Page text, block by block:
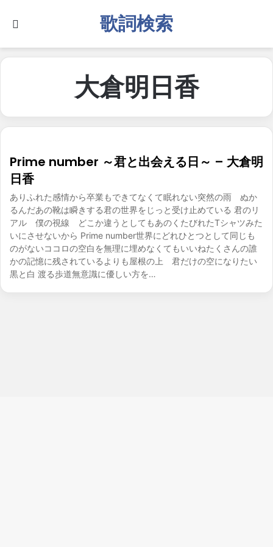
歌詞検索
大倉明日香
Prime number ～君と出会える日～ – 大倉明
日香
ありふれた感情から卒業もできてなくて眠れない突然の雨 ぬか
るんだあの靴は瞬きする君の世界をじっと受け止めている 君のリ
アル 僕の視線 どこか違うとしてもあのくたびれたTシャツみた
いにさせないから Prime number世界にどれひとつとして同じも
のがないココロの空白を無理に埋めなくてもいいねたくさんの誰
かの記憶に残されているよりも屋根の上 君だけの空になりたい
黒と白 渡る歩道無意識に優しい方を…